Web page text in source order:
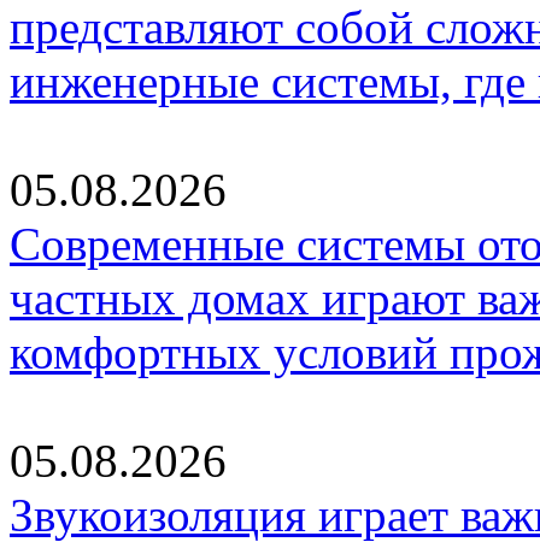
представляют собой
инженерные системы,
05.08.2026
Современные системы
частных домах играют
комфортных условий
05.08.2026
Звукоизоляция играет